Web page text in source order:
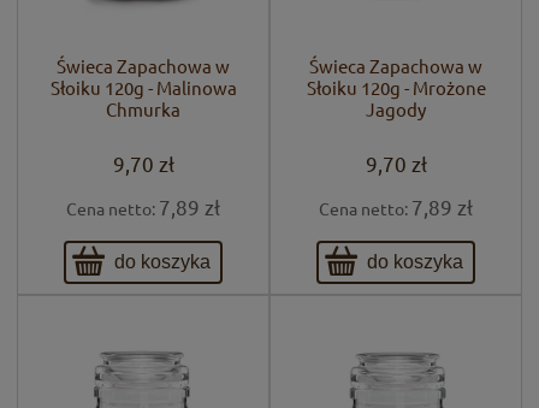
Świeca Zapachowa w
Słoiku 120g - Malinowa
Chmurka
9,70 zł
Cena netto: 7,89 zł
do koszyka
Świeca Zapachowa w
Słoiku 120g - Mrożone
Jagody
9,70 zł
Cena netto: 7,89 zł
do koszyka